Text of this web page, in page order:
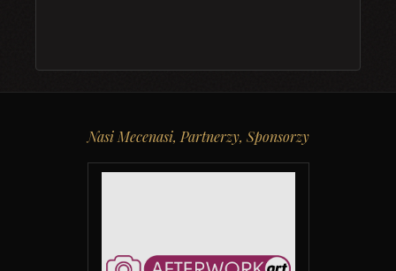
Nasi Mecenasi, Partnerzy, Sponsorzy